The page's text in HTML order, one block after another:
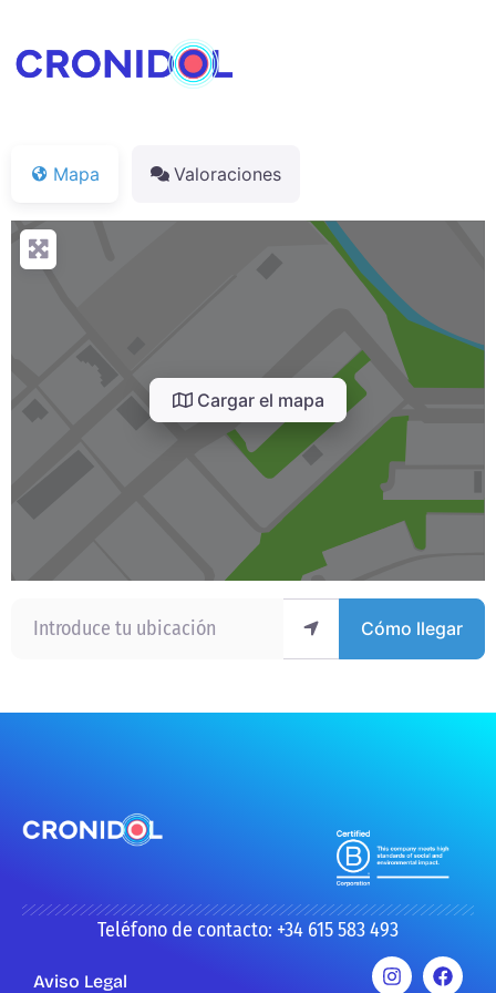
Mapa Valoraciones
Cargar el mapa
Cómo llegar
Teléfono de contacto: +34 615 583 493
Aviso Legal